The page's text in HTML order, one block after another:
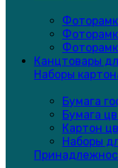
Канцтовары
Наборы
Бумага
Бумага
Картон
Наборы